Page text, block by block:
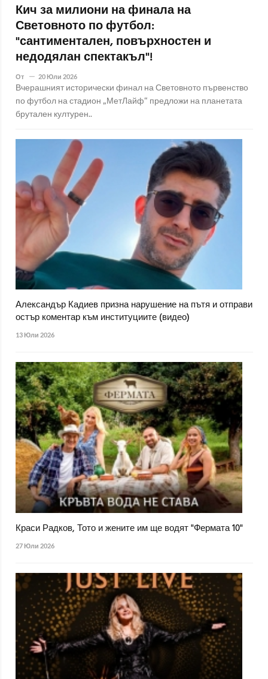
Кич за милиони на финала на
Световното по футбол:
"сантиментален, повърхностен и
недодялан спектакъл"!
От 20 Юли 2026
Вчерашният исторически финал на Световното първенство
по футбол на стадион „МетЛайф“ предложи на планетата
брутален културен..
Александър Кадиев призна нарушение на пътя и отправи
остър коментар към институциите (видео)
13 Юли 2026
Краси Радков, Тото и жените им ще водят "Фермата 10"
27 Юли 2026